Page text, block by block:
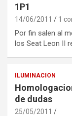
1P1
14/06/2011 1
Por fin salen al
los Seat Leon II
ILUMINACION
de dudas
25/05/2011